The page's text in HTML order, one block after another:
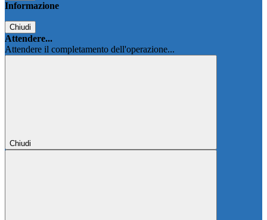
Informazione
Chiudi
Attendere...
Attendere il completamento dell'operazione...
Chiudi